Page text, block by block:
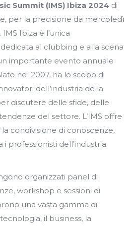
Summit (IMS) Ibiza 2024 di
per la precisione da mercoledì
Ibiza è l’unica
al clubbing e alla scena
importante evento annuale
nel 2007, ha lo scopo di
dell’industria della
discutere delle sfide, delle
del settore. L’IMS offre
condivisione di conoscenze,
professionisti dell’industria
organizzati panel di
workshop e sessioni di
una vasta gamma di
il business, la